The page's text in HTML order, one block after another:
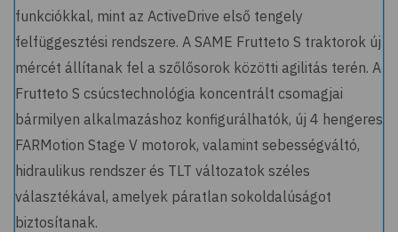
funkciókkal, mint az ActiveDrive első tengely
felfüggesztési rendszere. A SAME Frutteto S traktorok új
mércét állítanak fel a szőlősorok közötti agilitás terén. A
Frutteto S csúcstechnológia koncentrált csomagjai
bármilyen alkalmazáshoz konfigurálhatók, új 4 hengeres
FARMotion Stage V motorok, valamint sebességváltó,
hidraulikus rendszer és TLT változatok széles
választékával, amelyek páratlan sokoldalúságot
biztosítanak.